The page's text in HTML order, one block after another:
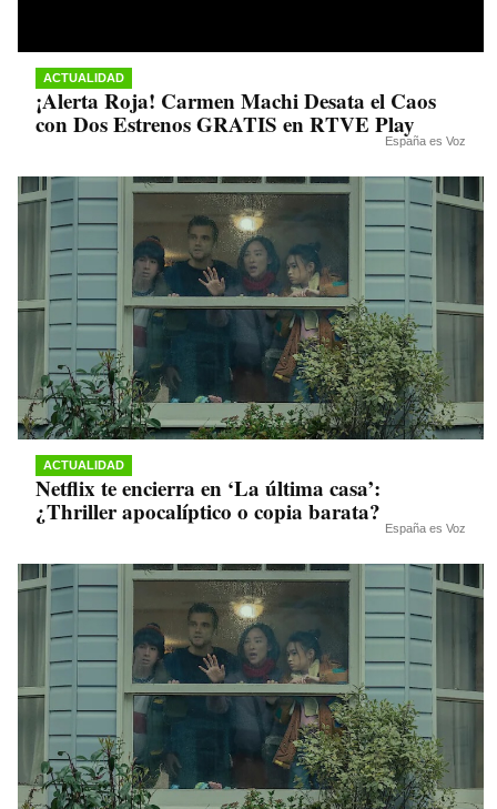
ACTUALIDAD
¡Alerta Roja! Carmen Machi Desata el Caos
con Dos Estrenos GRATIS en RTVE Play
España es Voz
ACTUALIDAD
Netflix te encierra en ‘La última casa’:
¿Thriller apocalíptico o copia barata?
España es Voz